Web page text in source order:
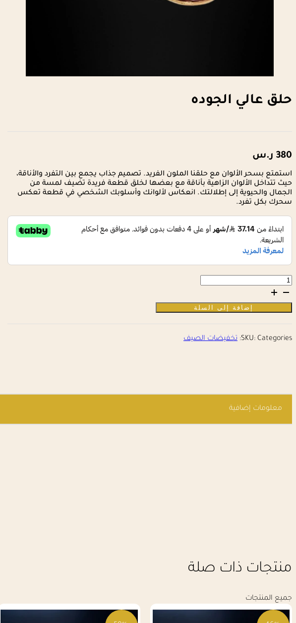
حلق عالي الجوده
380 ر.س
استمتع بسحر الألوان مع حلقنا الملون الفريد. تصميم جذاب يجمع بين التفرد والأناقة،
حيث تتداخل الألوان الزاهية بأناقة مع بعضها لخلق قطعة فريدة تضيف لمسة من
الجمال والحيوية إلى إطلالتك. انعكاس لألوانك وأسلوبك الشخصي في قطعة تعكس
سحرك بكل تفرد.
كمية
إضافة إلى السلة
SKU: Categories: تخفيضات الصيف
معلومات إضافية
منتجات ذات صلة
جميع المنتجات